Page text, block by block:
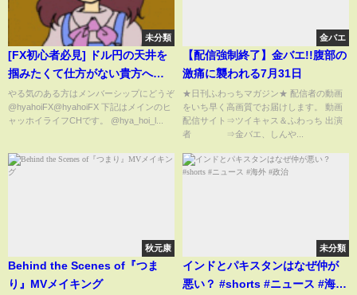
未分類
[FX初心者必見] ドル円の天井を
掴みたくて仕方がない貴方へ！
こんな事も知らないならFXムリ
だと思います。
やる気のある方はメンバーシップにどうぞ
@hyahoiFX@hyahoiFX 下記はメインのヒ
ャッホイライフCHです。 @hya_hoi_l...
金バエ
【配信強制終了】金バエ!!腹部の
激痛に襲われる7月31日
★日刊ふわっちマガジン★ 配信者の動画
をいち早く高画質でお届けします。 動画
配信サイト⇒ツイキャス＆ふわっち 出演
者 ⇒金バエ、しんや...
秋元康
Behind the Scenes of『つま
り』MVメイキング
未分類
インドとパキスタンはなぜ仲が
悪い？ #shorts #ニュース #海外